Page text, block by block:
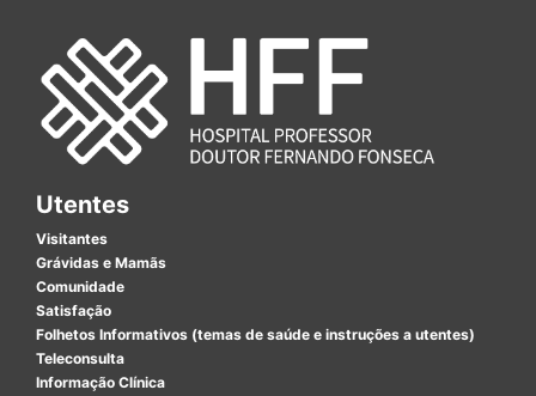
Utentes
Visitantes
Grávidas e Mamãs
Comunidade
Satisfação
Folhetos Informativos (temas de saúde e instruções a utentes)
Teleconsulta
Informação Clínica